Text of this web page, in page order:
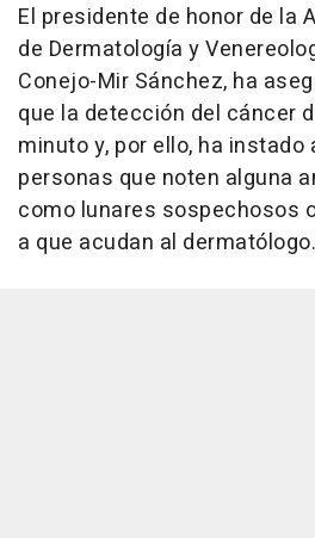
El presidente de honor de la
de Dermatología y
Conejo-Mir Sánchez, ha
que la detección del cáncer
minuto y, por ello, ha instado
personas que noten alguna
como lunares sospechosos
a que acudan al dermatólogo.